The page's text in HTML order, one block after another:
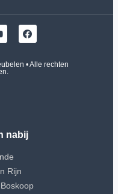
• Alle rechten
nabij
Rijn
Boskoop